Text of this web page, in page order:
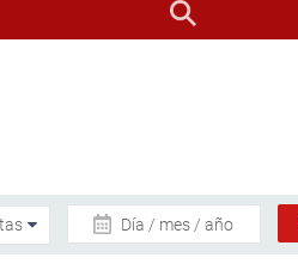
Día / mes / año